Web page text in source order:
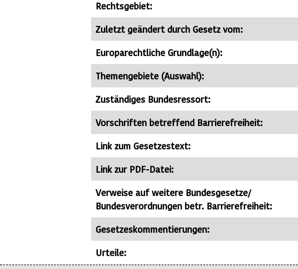
Rechtsgebiet:
Zuletzt geändert durch Gesetz vom:
Europarechtliche Grundlage(n):
Themengebiete (Auswahl):
Zuständiges Bundesressort:
Vorschriften betreffend Barrierefreiheit:
Link zum Gesetzestext:
Link zur PDF-Datei:
Verweise auf weitere Bundesgesetze/
Bundesverordnungen betr. Barrierefreiheit:
Gesetzeskommentierungen:
Urteile: